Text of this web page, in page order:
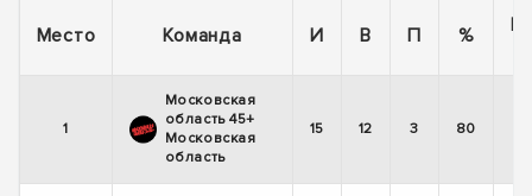
Место Команда И В П %
1
Московская
область 45+
Московская
область
15 12 3 80